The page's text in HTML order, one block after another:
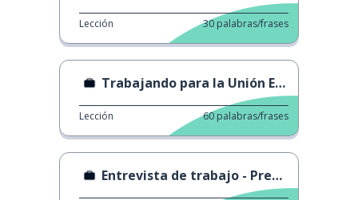
Lección 30 palabras/frases
Trabajando para la Unión Europea
Lección 60 palabras/frases
Entrevista de trabajo - Preguntas comunes